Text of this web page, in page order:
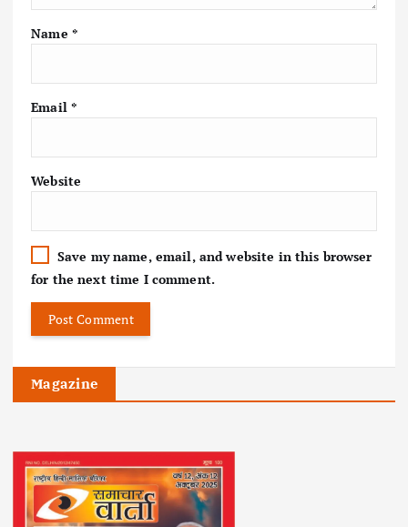
Name *
Email *
Website
Save my name, email, and website in this browser
for the next time I comment.
Magazine